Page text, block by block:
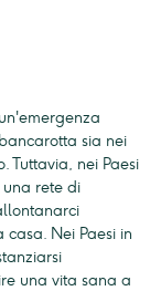
sia nei
Tuttavia, nei Paesi
rete di
Nei Paesi in
una vita sana a